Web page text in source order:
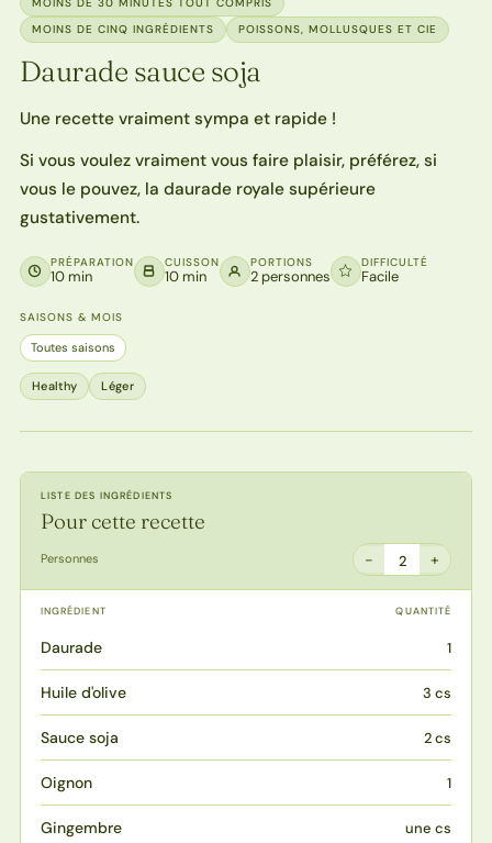
MOINS DE CINQ INGRÉDIENTS
POISSONS, MOLLUSQUES ET CIE
Daurade sauce soja
Une recette vraiment sympa et rapide !
Si vous voulez vraiment vous faire plaisir, préférez, si
vous le pouvez, la daurade royale supérieure
gustativement.
PRÉPARATION
10 min
CUISSON
10 min
PORTIONS
2 personnes
DIFFICULTÉ
Facile
SAISONS & MOIS
Toutes saisons
Healthy Léger
LISTE DES INGRÉDIENTS
Pour cette recette
Personnes − 2 +
INGRÉDIENT QUANTITÉ
Daurade 1
Huile d'olive 3 cs
Sauce soja 2 cs
Oignon 1
Gingembre une cs